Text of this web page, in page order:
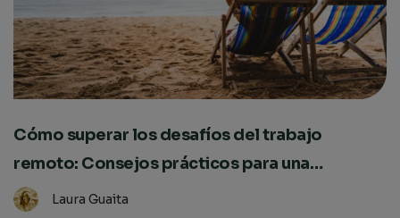
Cómo superar los desafíos del trabajo
remoto: Consejos prácticos para una
transición exitosa
Laura Guaita